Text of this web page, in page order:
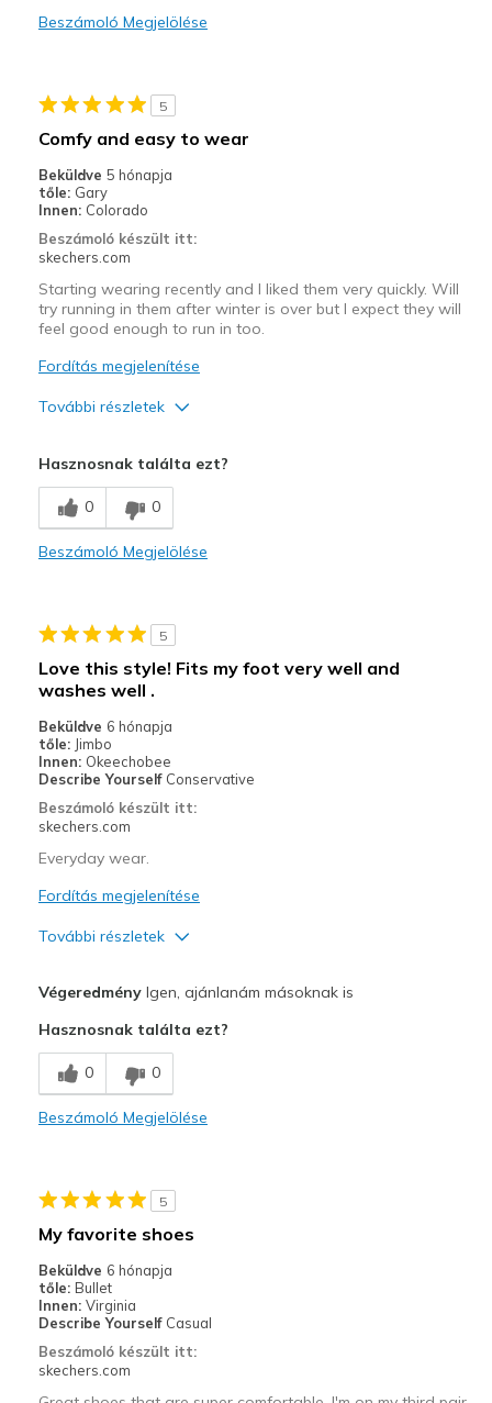
Legjobb használat
Travel
Width
Feels true to width
View On Shoes
Shoes are for Wearing
Beszámoló Megjelölése
5
Comfy and easy to wear
Beküldve 5 hónapja
tőle: Gary
Innen: Colorado
Beszámoló készült itt:
skechers.com
Starting wearing recently and I liked them very quickly. Will
try running in them after winter is over but I expect they will
feel good enough to run in too.
Fordítás megjelenítése
További részletek
Sizing
Feels true to size
Hasznosnak találta ezt?
0 0
Beszámoló Megjelölése
5
Love this style! Fits my foot very well and
washes well .
Beküldve 6 hónapja
tőle: Jimbo
Innen: Okeechobee
Describe Yourself Conservative
Beszámoló készült itt:
skechers.com
Everyday wear.
Fordítás megjelenítése
További részletek
Breathe Well
Comfortable
Legjobb használat
Going Out
VégeredményIgen, ajánlanám másoknak is
Hasznosnak találta ezt?
0 0
Beszámoló Megjelölése
5
My favorite shoes
Beküldve 6 hónapja
tőle: Bullet
Innen: Virginia
Describe Yourself Casual
Beszámoló készült itt:
skechers.com